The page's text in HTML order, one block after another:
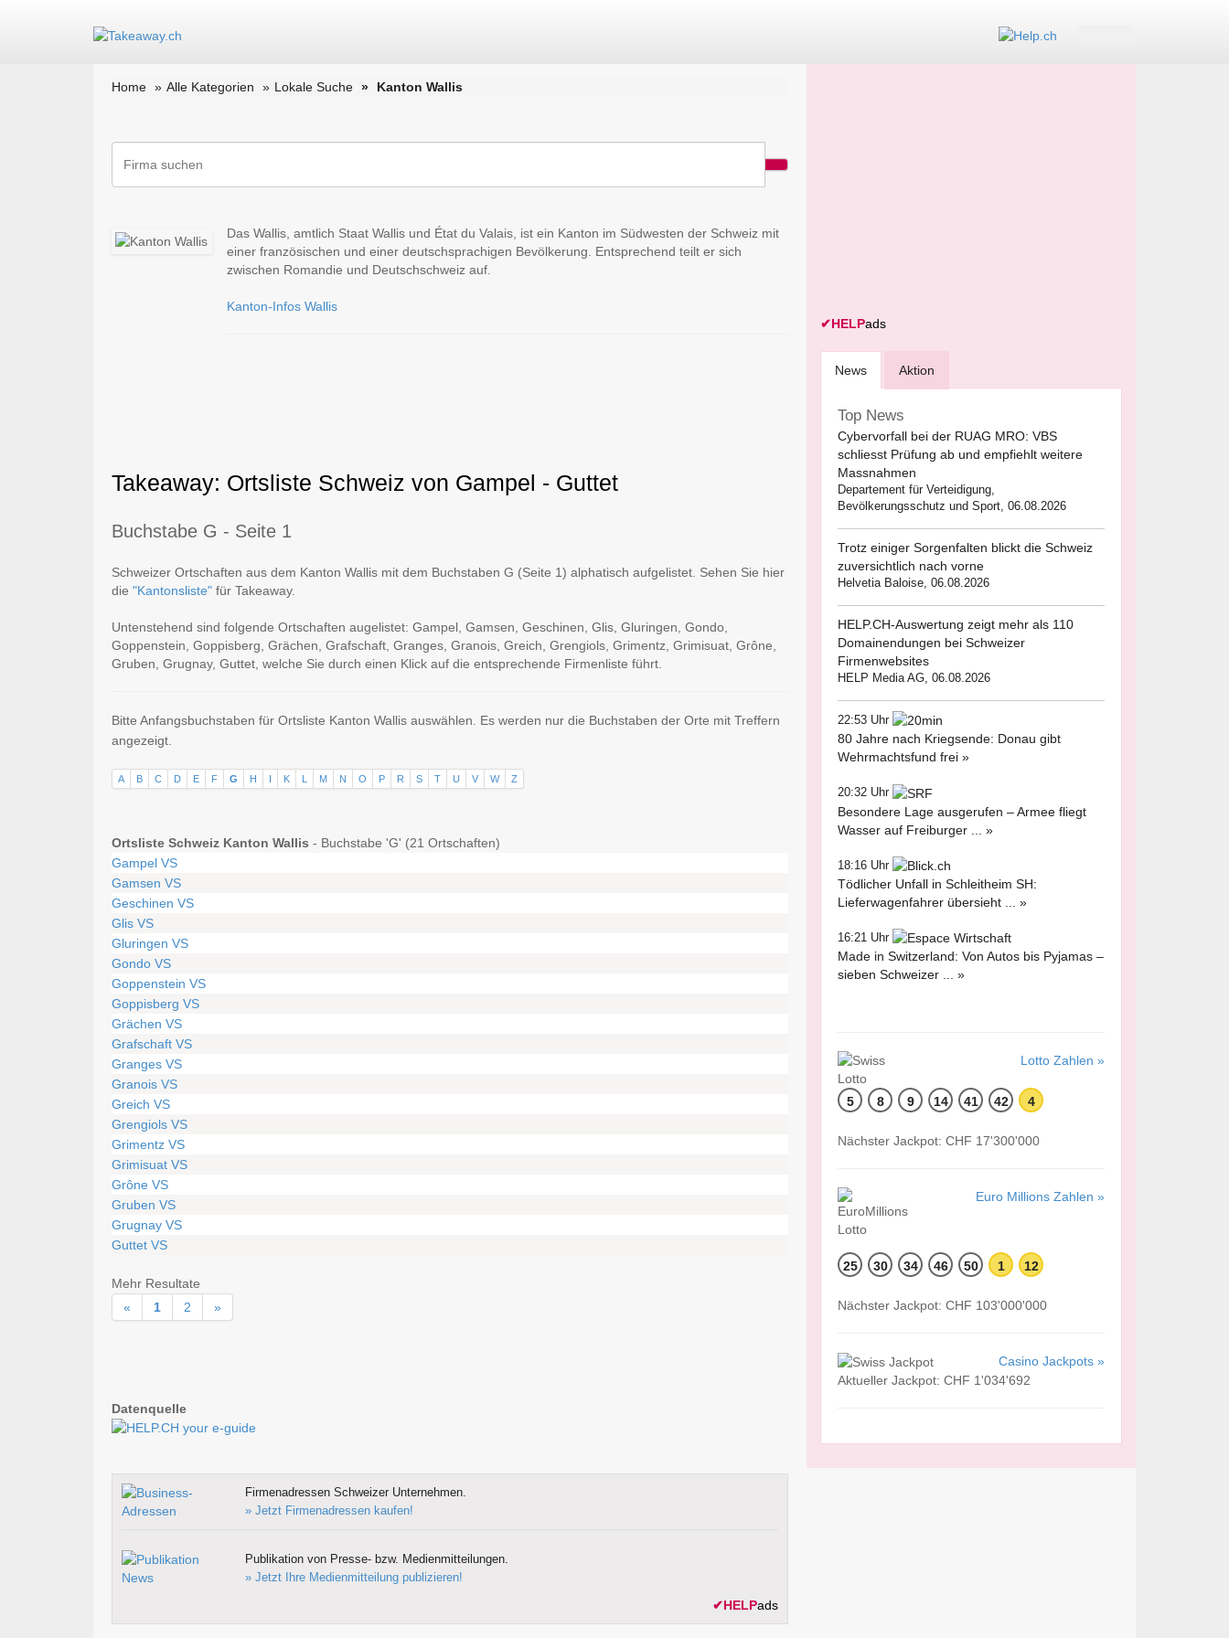
Home Alle Kategorien Lokale Suche Kanton Wallis
Das Wallis, amtlich Staat Wallis und État du Valais, ist ein Kanton im Südwesten der Schweiz mit
einer französischen und einer deutschsprachigen Bevölkerung. Entsprechend teilt er sich
zwischen Romandie und Deutschschweiz auf.
Kanton-Infos Wallis
Takeaway: Ortsliste Schweiz von Gampel - Guttet
Buchstabe G - Seite 1
Schweizer Ortschaften aus dem Kanton Wallis mit dem Buchstaben G (Seite 1) alphatisch aufgelistet. Sehen Sie hier
die "Kantonsliste" für Takeaway.
Untenstehend sind folgende Ortschaften augelistet: Gampel, Gamsen, Geschinen, Glis, Gluringen, Gondo,
Goppenstein, Goppisberg, Grächen, Grafschaft, Granges, Granois, Greich, Grengiols, Grimentz, Grimisuat, Grône,
Gruben, Grugnay, Guttet, welche Sie durch einen Klick auf die entsprechende Firmenliste führt.
Bitte Anfangsbuchstaben für Ortsliste Kanton Wallis auswählen. Es werden nur die Buchstaben der Orte mit Treffern
angezeigt.
A B C D E F G H I K L M N O P R S T U V W Z
Ortsliste Schweiz Kanton Wallis - Buchstabe 'G' (21 Ortschaften)
Gampel VS
Gamsen VS
Geschinen VS
Glis VS
Gluringen VS
Gondo VS
Goppenstein VS
Goppisberg VS
Grächen VS
Grafschaft VS
Granges VS
Granois VS
Greich VS
Grengiols VS
Grimentz VS
Grimisuat VS
Grône VS
Gruben VS
Grugnay VS
Guttet VS
Mehr Resultate
«
1 2 »
Datenquelle
Firmenadressen Schweizer Unternehmen.
» Jetzt Firmenadressen kaufen!
Publikation von Presse- bzw. Medienmitteilungen.
» Jetzt Ihre Medienmitteilung publizieren!
✔HELPads
✔HELPads
News Aktion
Top News
Cybervorfall bei der RUAG MRO: VBS
schliesst Prüfung ab und empfiehlt weitere
Massnahmen
Departement für Verteidigung,
Bevölkerungsschutz und Sport, 06.08.2026
Trotz einiger Sorgenfalten blickt die Schweiz
zuversichtlich nach vorne
Helvetia Baloise, 06.08.2026
HELP.CH-Auswertung zeigt mehr als 110
Domainendungen bei Schweizer
Firmenwebsites
HELP Media AG, 06.08.2026
22:53 Uhr
80 Jahre nach Kriegsende: Donau gibt
Wehrmachtsfund frei »
20:32 Uhr
Besondere Lage ausgerufen – Armee fliegt
Wasser auf Freiburger ... »
18:16 Uhr
Tödlicher Unfall in Schleitheim SH:
Lieferwagenfahrer übersieht ... »
16:21 Uhr
Made in Switzerland: Von Autos bis Pyjamas –
sieben Schweizer ... »
Lotto Zahlen »
5 8 9 14 41 42 4
Nächster Jackpot: CHF 17'300'000
Euro Millions Zahlen »
25 30 34 46 50 1 12
Nächster Jackpot: CHF 103'000'000
Casino Jackpots »
Aktueller Jackpot: CHF 1'034'692